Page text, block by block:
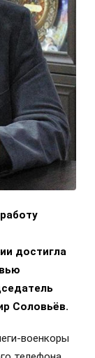
достигла
Соловьёв.
военкоры